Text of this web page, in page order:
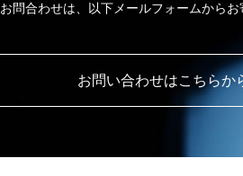
お問合わせは、以下メールフォームからお
お問い合わせはこちらか